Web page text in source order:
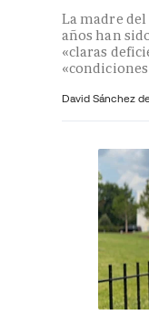
La madre del
años han
«claras
David Sánchez